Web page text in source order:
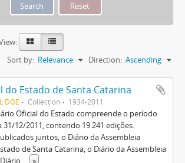
Sort by: Relevance Direction: Ascending
do Estado de Santa Catarina
DOE Collection 1934-2011
Oficial do Estado compreende o período
31/12/2011, contendo 19.241 edições.
juntos, o Diário da Assembleia
de Santa Catarina, o Diário da Assembleia
»